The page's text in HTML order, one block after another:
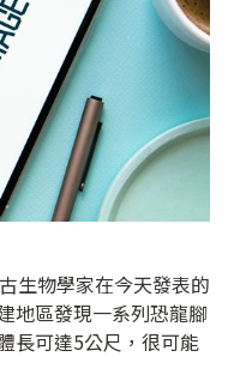
生物學家在今天發表的
地區發現一系列恐龍腳
長可達5公尺，很可能